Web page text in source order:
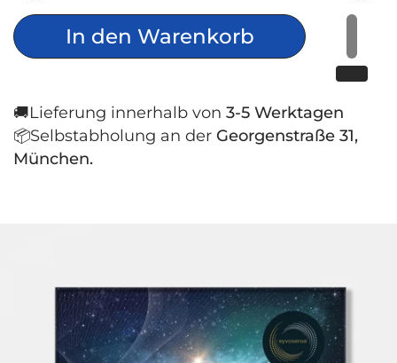
In den Warenkorb
🚚Lieferung innerhalb von 3-5 Werktagen
📦Selbstabholung an der Georgenstraße 31,
München.